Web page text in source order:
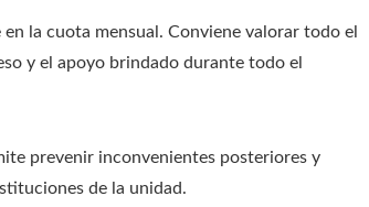
la cuota mensual. Conviene valorar todo el
y el apoyo brindado durante todo el
prevenir inconvenientes posteriores y
de la unidad.